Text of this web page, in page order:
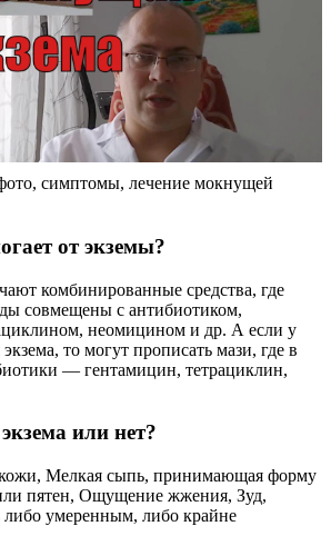
симптомы, лечение мокнущей
от экземы?
комбинированные средства, где
совмещены с антибиотиком,
неомицином и др. А если у
то могут прописать мази, где в
— гентамицин, тетрациклин,
или нет?
кожи, Мелкая сыпь, принимающая форму
пятен, Ощущение жжения, Зуд,
умеренным, либо крайне